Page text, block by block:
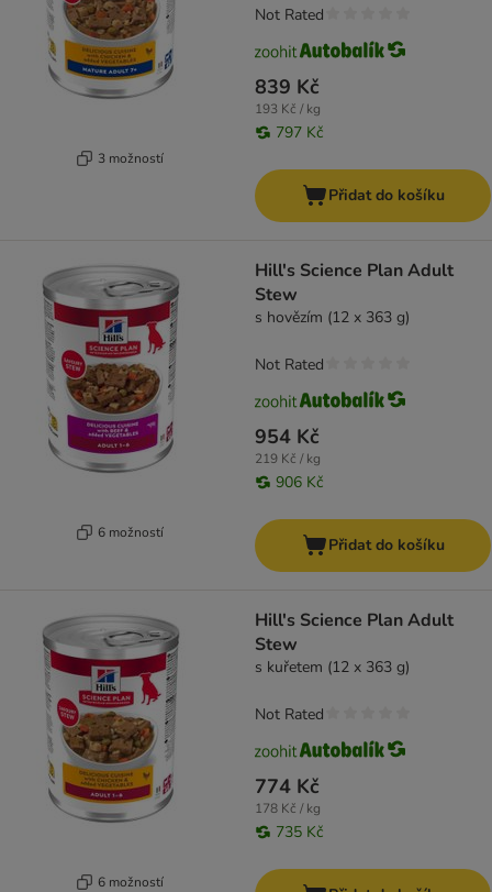
3 možností
839 Kč
193 Kč / kg
797 Kč
Not Rated
Přidat do košíku
6 možností
Hill's Science Plan Adult
Stew
s hovězím (12 x 363 g)
954 Kč
219 Kč / kg
906 Kč
Not Rated
Přidat do košíku
6 možností
Hill's Science Plan Adult
Stew
s kuřetem (12 x 363 g)
774 Kč
178 Kč / kg
735 Kč
Not Rated